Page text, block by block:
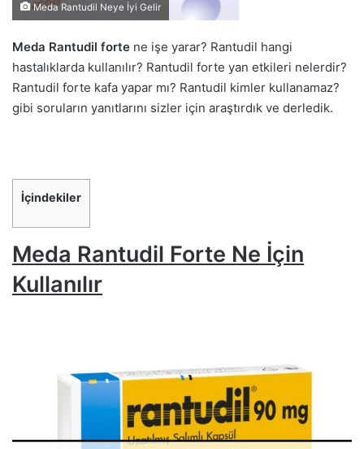
Meda Rantudil Neye İyi Gelir
Meda Rantudil forte ne işe yarar? Rantudil hangi
hastalıklarda kullanılır? Rantudil forte yan etkileri nelerdir?
Rantudil forte kafa yapar mı? Rantudil kimler kullanamaz?
gibi soruların yanıtlarını sizler için araştırdık ve derledik.
İçindekiler
Meda Rantudil Forte Ne İçin
Kullanılır